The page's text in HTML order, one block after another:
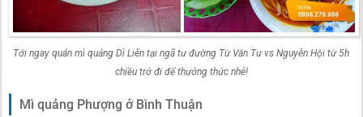
Tới ngay quán mì quảng Dì Liên tại ngã tư đường Từ Văn Tư vs Nguyễn Hội từ 5h
chiều trở đi để thưởng thức nhé!
Mì quảng Phượng ở Bình Thuận